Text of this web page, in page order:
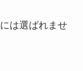
には選ばれませ